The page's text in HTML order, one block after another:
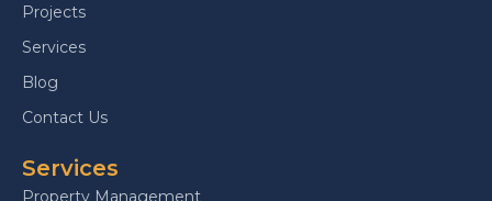
Projects
Services
Blog
Contact Us
Services
Property Management